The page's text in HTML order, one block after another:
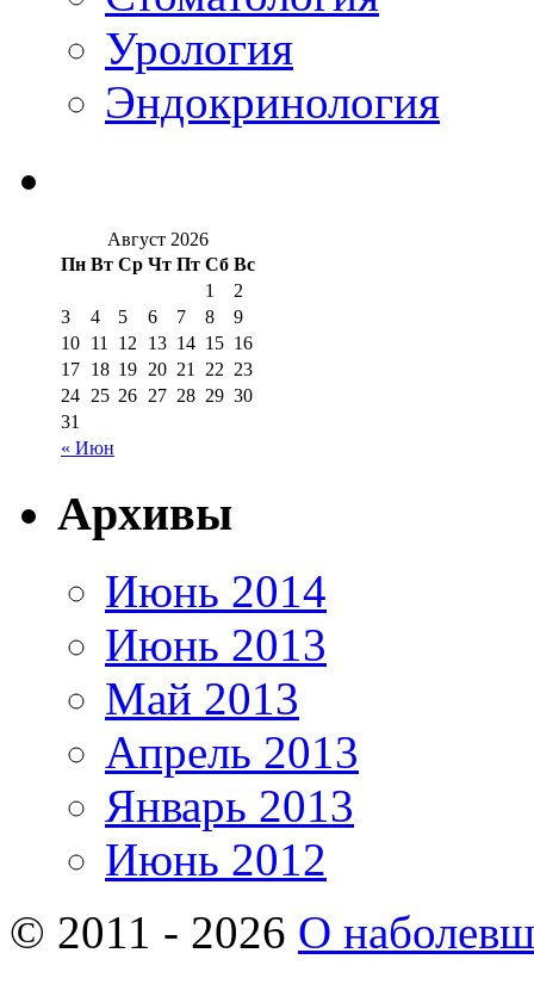
Урология
Эндокринология
Август 2026
Пн Вт Ср Чт Пт Сб Вс
« Июн
1
2
3
4 5 6 7 8
9
10 11 12 13 14 15 16
17 18 19 20 21 22 23
24 25 26 27 28 29 30
31
Архивы
Июнь 2014
Июнь 2013
Май 2013
Апрель 2013
Январь 2013
Июнь 2012
© 2011 - 2026 О